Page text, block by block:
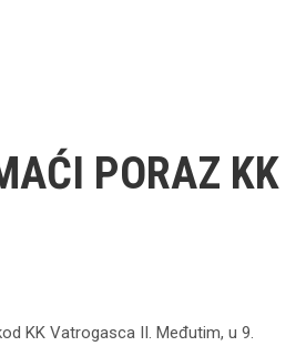
PORAZ KK
KK Vatrogasca II. Međutim, u 9.